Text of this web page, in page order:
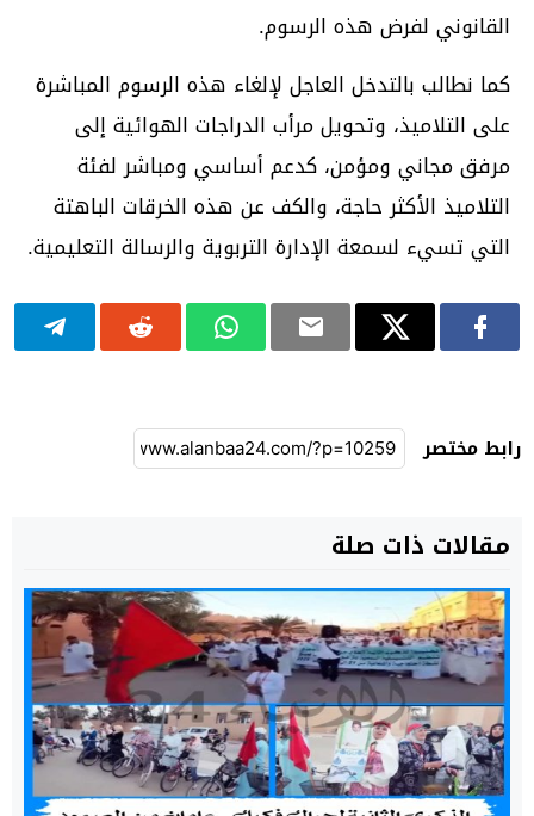
القانوني لفرض هذه الرسوم.
كما نطالب بالتدخل العاجل لإلغاء هذه الرسوم المباشرة
على التلاميذ، وتحويل مرأب الدراجات الهوائية إلى
مرفق مجاني ومؤمن، كدعم أساسي ومباشر لفئة
التلاميذ الأكثر حاجة، والكف عن هذه الخرقات الباهتة
التي تسيء لسمعة الإدارة التربوية والرسالة التعليمية.
رابط مختصر
مقالات ذات صلة